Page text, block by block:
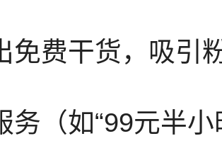
免费干货，吸引
（如“99元半小